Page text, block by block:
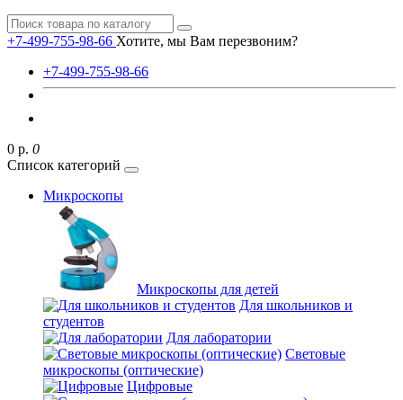
+7-499-755-98-66 Хотите, мы Вам перезвоним?
+7-499-755-98-66
0 р. 0
Список категорий
Микроскопы
Микроскопы для детей
Для школьников и
студентов
Для лаборатории
Световые
микроскопы (оптические)
Цифровые